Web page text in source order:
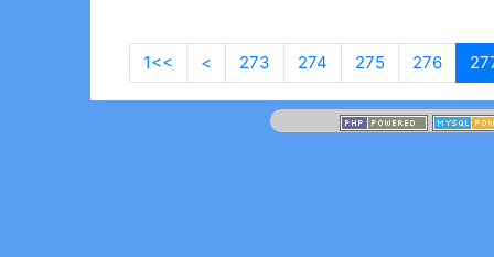
1<< Aller à la première page
< Page précédente
273 274 275 276